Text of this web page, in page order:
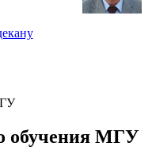
обучения МГУ